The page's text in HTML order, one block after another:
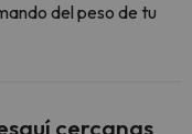
del peso de tu
cercanas